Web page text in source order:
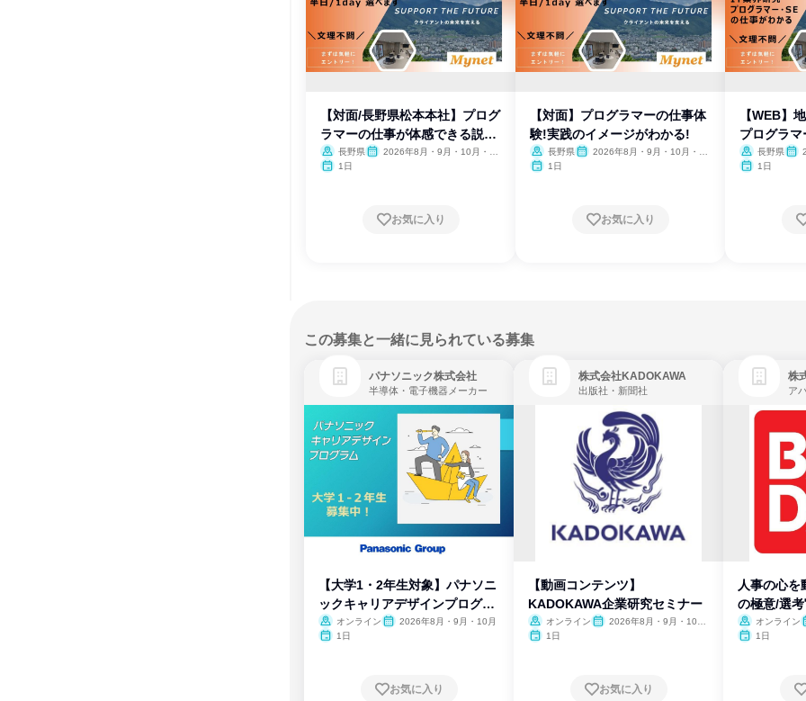
【対面/長野県松本本社】プログ
ラマーの仕事が体感できる説明
会 長野県
2026年8月・9月・10月・11
1日
お気に入り
【対面】プログラマーの仕事体
験!実践のイメージがわかる!
長野県
2026年8月・9月・10月・11
1日
お気に入り
【WEB】
プログラ
長野県
1日
この募集と一緒に見られている募集
パナソニック株式会社
半導体・電子機器メーカー
【大学1・2年生対象】パナソニ
ックキャリアデザインプログラ
ム
オンライン
2026年8月・9月・10月
1日
お気に入り
株式会社KADOKAWA
出版社・新聞社
【動画コンテンツ】
KADOKAWA企業研究セミナー
オンライン
2026年8月・9月・10
1日
お気に入り
株
人事の心を
の極意/選
開
オンライン
1日